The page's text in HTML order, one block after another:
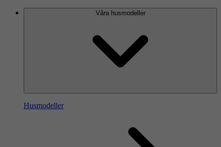
Våra husmodeller
Husmodeller